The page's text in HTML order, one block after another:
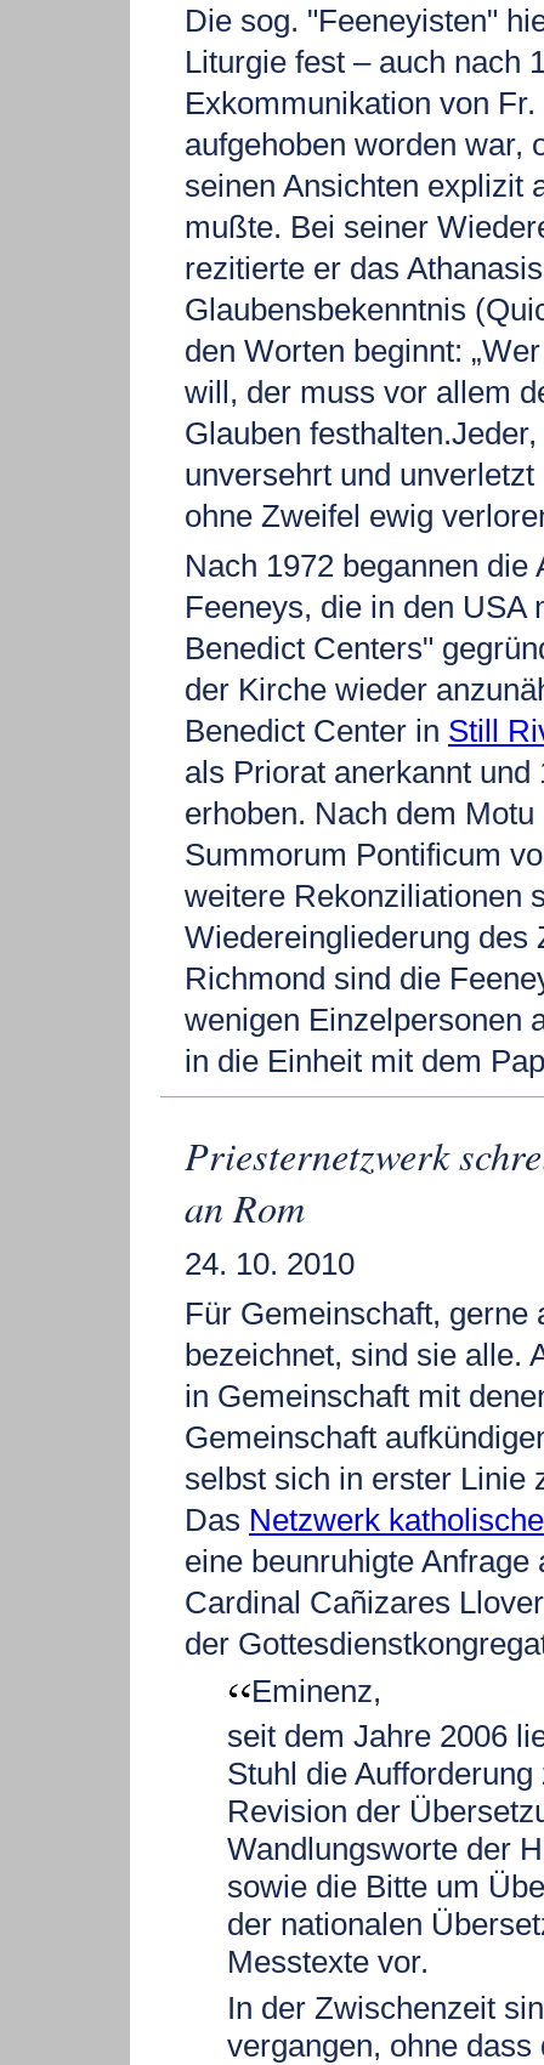
Die sog. "Feeneyisten"
Liturgie fest – auch nach
Exkommunikation von
aufgehoben worden war,
seinen Ansichten explizit
mußte. Bei seiner
rezitierte er das
Glaubensbekenntnis
den Worten beginnt:
will, der muss vor allem
Glauben
unversehrt und
ohne Zweifel ewig
Nach 1972 begannen die
Feeneys, die in den USA
Benedict Centers"
der Kirche wieder
Benedict Center in Still
als Priorat anerkannt und
erhoben. Nach dem Motu
Summorum Pontificum
weitere Rekonziliationen
Wiedereingliederung des
Richmond sind die
wenigen Einzelpersonen
in die Einheit mit dem
Priesternetzwerk
an Rom
24. 10. 2010
Für Gemeinschaft, gerne
bezeichnet, sind sie alle.
in Gemeinschaft mit
Gemeinschaft
selbst sich in erster Linie
Das Netzwerk
eine beunruhigte Anfrage
Cardinal Cañizares
der
Eminenz,
seit dem Jahre 2006
Stuhl die Aufforderung
Revision der
Wandlungsworte der
sowie die Bitte um
der nationalen
Messtexte vor.
In der Zwischenzeit
vergangen, ohne dass